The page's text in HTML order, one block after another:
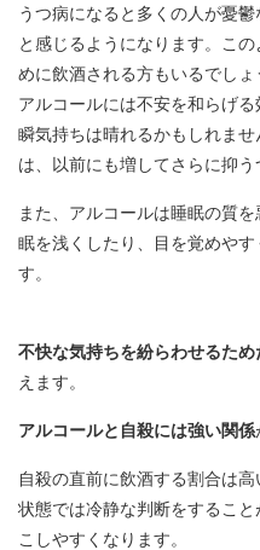
うつ病になると多くの人が憂
と感じるようになります。こ
めに飲酒される方もいるでしょ
アルコールには不安を和らげ
瞬気持ちは晴れるかもしれま
は、以前にも増してさらに抑う
また、アルコールは睡眠の質
眠を浅くしたり、目を覚めや
す。
不快な気持ちを紛らわせるた
えます。
アルコールと自殺には強い関係
自殺の直前に飲酒する割合は
状態では冷静な判断をするこ
こしやすくなります。